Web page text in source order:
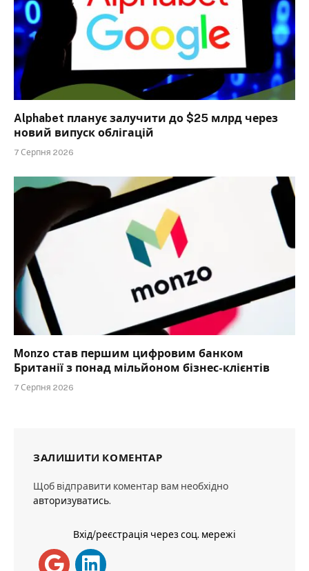
Alphabet планує залучити до $25 млрд через
новий випуск облігацій
7 Серпня 2026
Monzo став першим цифровим банком
Британії з понад мільйоном бізнес-клієнтів
7 Серпня 2026
ЗАЛИШИТИ КОМЕНТАР
Щоб відправити коментар вам необхідно
авторизуватись.
Вхід/реєстрація через соц. мережі